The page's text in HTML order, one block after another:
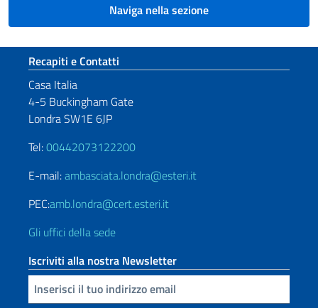
Naviga nella sezione
Sezione footer
Recapiti e Contatti
Casa Italia
4-5 Buckingham Gate
Londra SW1E 6JP
Tel:00442073122200
E-mail:ambasciata.londra@esteri.it
PEC:amb.londra@cert.esteri.it
Gli uffici della sede
Iscriviti alla nostra Newsletter
Inserisci la tua email